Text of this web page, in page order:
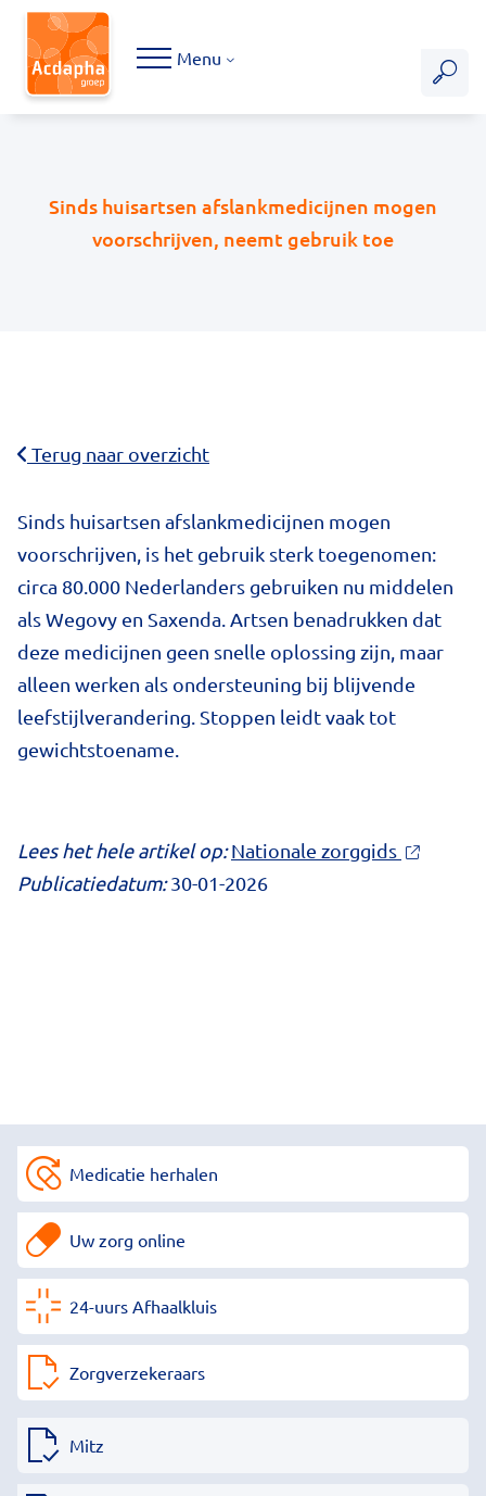
Hoofdmenu
Menu
Terug naar overzicht
Sinds huisartsen afslankmedicijnen mogen
voorschrijven, neemt gebruik toe
Sinds huisartsen afslankmedicijnen mogen
voorschrijven, is het gebruik sterk toegenomen:
circa 80.000 Nederlanders gebruiken nu middelen
als Wegovy en Saxenda. Artsen benadrukken dat
deze medicijnen geen snelle oplossing zijn, maar
alleen werken als ondersteuning bij blijvende
leefstijlverandering. Stoppen leidt vaak tot
gewichtstoename.
Lees het hele artikel op: Nationale zorggids
Publicatiedatum:30-01-2026
Medicatie herhalen
Uw zorg online
24-uurs Afhaalkluis
Zorgverzekeraars
Mitz